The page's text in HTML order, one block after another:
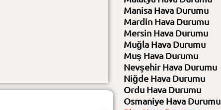
Manisa Hava Durumu
Mardin Hava Durumu
Mersin Hava Durumu
Muğla Hava Durumu
Muş Hava Durumu
Nevşehir Hava Durumu
Niğde Hava Durumu
Ordu Hava Durumu
Osmaniye Hava Durumu